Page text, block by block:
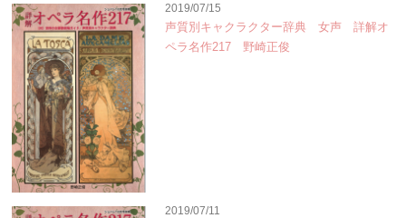
2019/07/15
声質別キャクラクター辞典 女声 詳解オ
ペラ名作217 野崎正俊
2019/07/11